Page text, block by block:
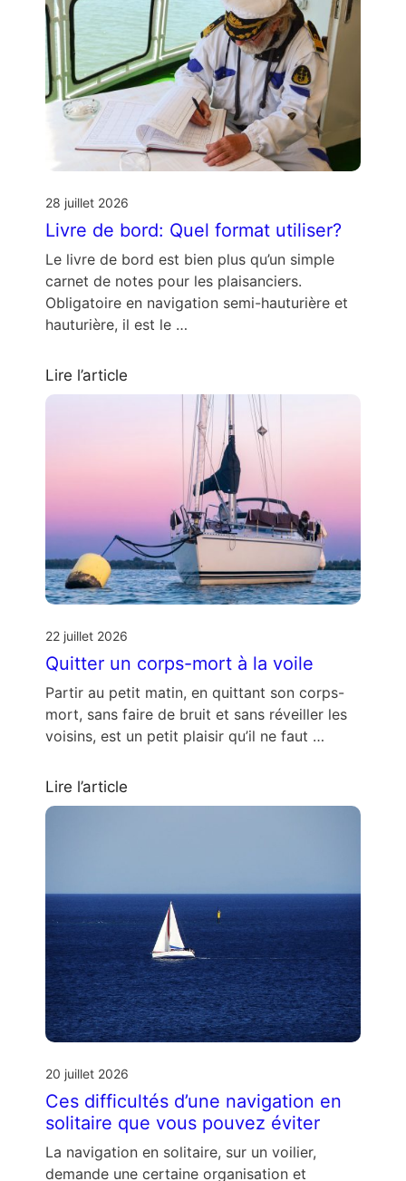
28 juillet 2026
Livre de bord: Quel format utiliser?
Le livre de bord est bien plus qu’un simple
carnet de notes pour les plaisanciers.
Obligatoire en navigation semi-hauturière et
hauturière, il est le …
Lire l’article
22 juillet 2026
Quitter un corps-mort à la voile
Partir au petit matin, en quittant son corps-
mort, sans faire de bruit et sans réveiller les
voisins, est un petit plaisir qu’il ne faut …
Lire l’article
20 juillet 2026
Ces difficultés d’une navigation en
solitaire que vous pouvez éviter
La navigation en solitaire, sur un voilier,
demande une certaine organisation et